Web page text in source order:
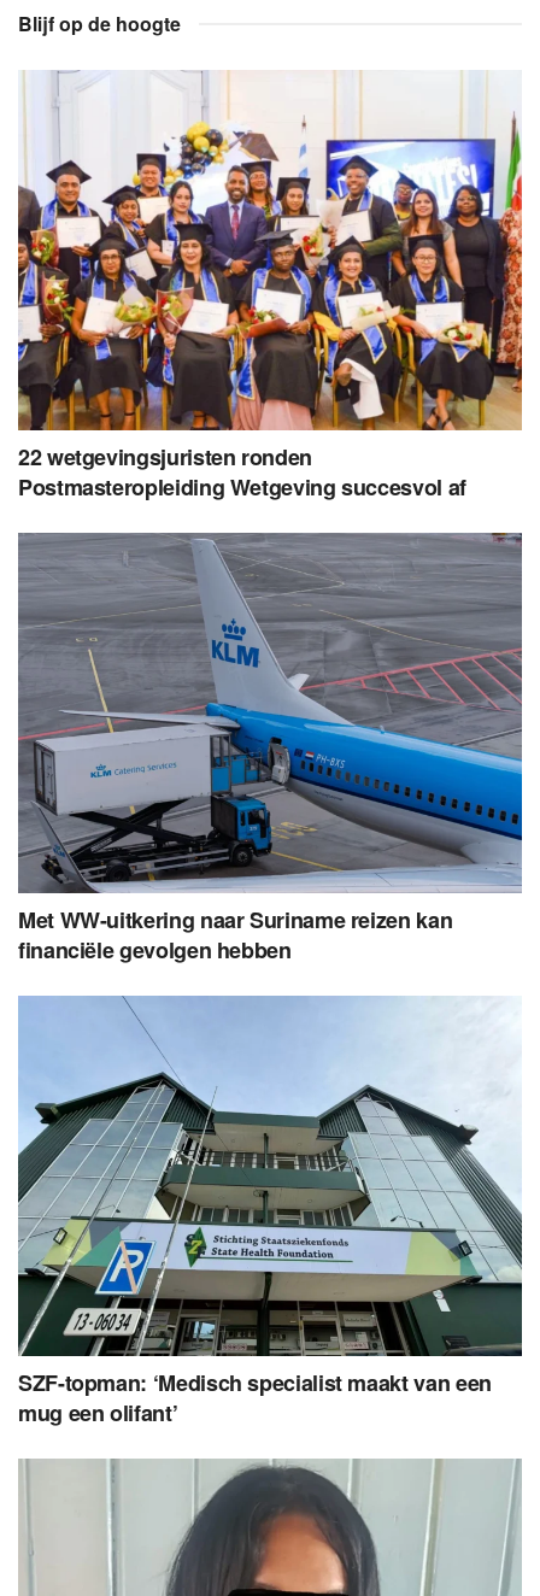
Blijf op de hoogte
22 wetgevingsjuristen ronden
Postmasteropleiding Wetgeving succesvol af
Met WW-uitkering naar Suriname reizen kan
financiële gevolgen hebben
SZF-topman: ‘Medisch specialist maakt van een
mug een olifant’